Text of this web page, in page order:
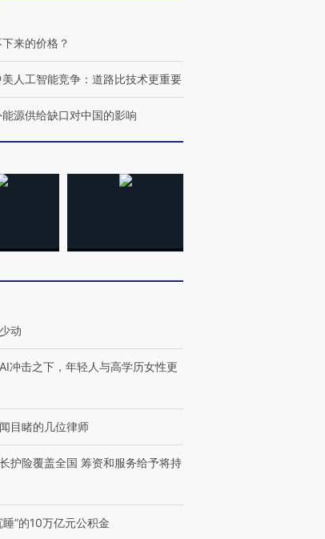
万
38岁梅西上演帽子戏法
阿根廷3-0阿尔及利亚
围棋失利的邓煜 两位菲尔
来的价格？
美人工智能竞争：道路比技术更重要
源供给缺口对中国的影响
动
AI冲击之下，年轻人与高学历女性更
目睹的几位律师
长护险覆盖全国 筹资和服务给予将持
睡”的10万亿元公积金